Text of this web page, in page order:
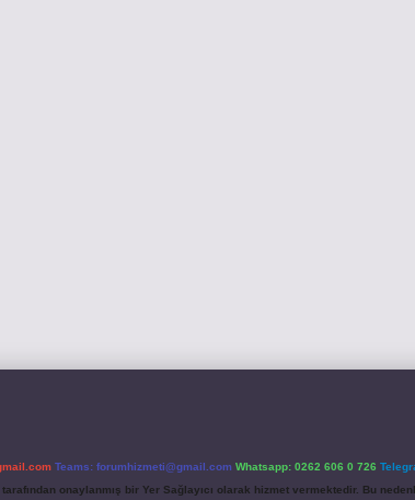
Teams: forumhizmeti@gmail.com Whatsapp: 0262 606 0 726
onaylanmış bir Yer Sağlayıcı olarak hizmet vermektedir. Bu